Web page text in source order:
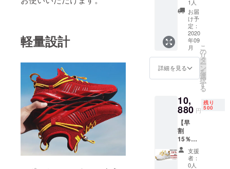
軽量設計
部 小林
4.メールアド
レス
hanahana16
88@yahoo.c
o.jp
す。 ※
送料込
の価格
となり
ます。
※商品の
仕様、
デザイ
部変更
になる
可能性
もござ
いま
す。ご
了承く
ださ
い。 ※
XIWEIH
U×1 ※3
色お選
びいた
だけま
す。
※2020
年10月
上旬に
お届け
定です
が、生
産、配
送状況
により
遅れる
可能性
もござ
いま
1人
お届
け予
定：
2020
年09
月
詳細を見る
こ
の
リ
タ
ー
ン
を
選
択
す
る
10,
880 円
残り
500
【早
割
15％OF
F】 ス
ニー
カー
支援
者：
0人